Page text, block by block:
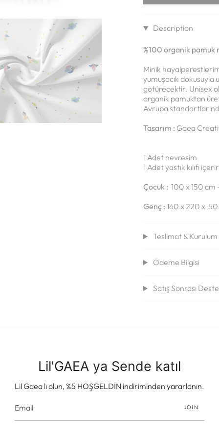
Lil'GAEA ya Sende katıl
Lil Gaea lı olun, %5 HOŞGELDİN indiriminden yararlanın.
JOIN
Description
%100 organik pamuk
Minik
yumuşacık
götürecektir. Unisex
organik pamuktan
Avrupa
Tasarım : Gaea
1 Adet nevresim
1 Adet yastık kılıfı
Çocuk : 100 x 150
Genç : 160 x 220 x
Teslimat & Kurulum
Ödeme Bilgisi
Satış Sonrası
Müşteri Değerlendirmeleri